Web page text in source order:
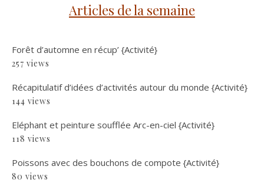
Articles de la semaine
Forêt d’automne en récup’ {Activité}
257 views
Récapitulatif d’idées d’activités autour du monde {Activité}
144 views
Eléphant et peinture soufflée Arc-en-ciel {Activité}
118 views
Poissons avec des bouchons de compote {Activité}
80 views